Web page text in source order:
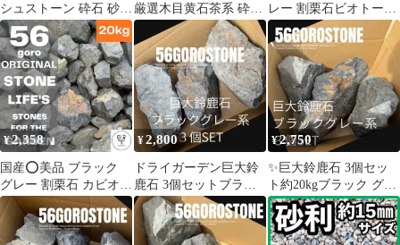
シュストーン 砕石 砂利
約20kg クラッシュロッ
ク
厳選木目黄石茶系 砕石
（木目砂利）化粧砂利
ガーデニング 防犯砂利
エクステリア DIY 敷き
砂利 5分（15～20mm）
20kg
レー 割栗石ビオトー
プ・メダカドライガー
デンカビオンに最適
¥2,358
国産⭕️美品 ブラック
グレー 割栗石 カビオン
ドライガーデン 庭の雰
囲気抜群
¥2,800
ドライガーデン巨大鈴
鹿石 3個セットブラッ
クグレー系 クラッシュ
ロック 割栗石
¥2,750
✨巨大鈴鹿石 3個セッ
ト約20kgブラック グレ
ー系 ドライガーデン 割
栗石